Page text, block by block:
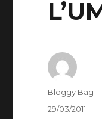
Auteur
Bloggy Bag
Publié
29/03/2011